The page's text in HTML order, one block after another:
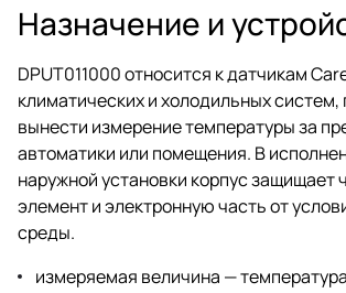
Назначение и
DPUT011000 относится к датчикам
климатических и холодильных систем,
вынести измерение температуры за
автоматики или помещения. В
наружной установки корпус защищает
элемент и электронную часть от
среды.
измеряемая величина —